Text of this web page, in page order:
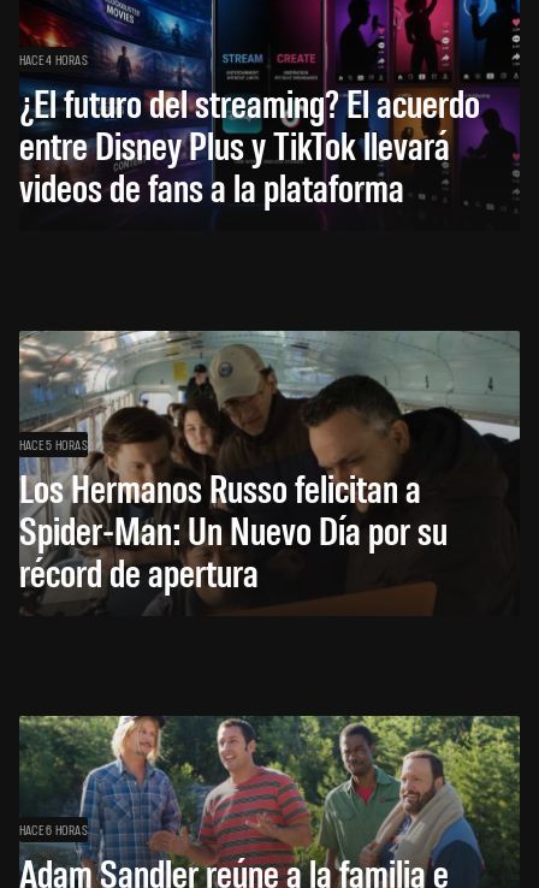
HACE 4 HORAS
¿El futuro del streaming? El acuerdo
entre Disney Plus y TikTok llevará
videos de fans a la plataforma
HACE 5 HORAS
Los Hermanos Russo felicitan a
Spider-Man: Un Nuevo Día por su
récord de apertura
HACE 6 HORAS
Adam Sandler reúne a la familia e